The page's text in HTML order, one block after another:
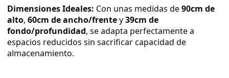
Dimensiones Ideales: Con unas medidas de 90cm de
alto, 60cm de ancho/frente y 39cm de
fondo/profundidad, se adapta perfectamente a
espacios reducidos sin sacrificar capacidad de
almacenamiento.